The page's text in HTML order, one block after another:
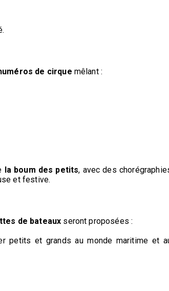
de cirque mêlant :
la boum des petits, avec des
et festive.
de bateaux seront proposées :
petits et grands au monde maritime et